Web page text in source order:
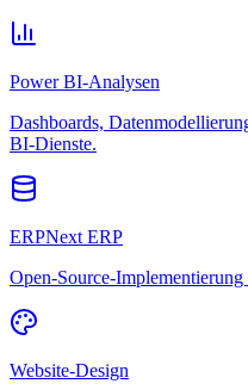
Power BI-Analysen
Dashboards,
BI-Dienste.
ERPNext ERP
Open-Source-
Website-Design